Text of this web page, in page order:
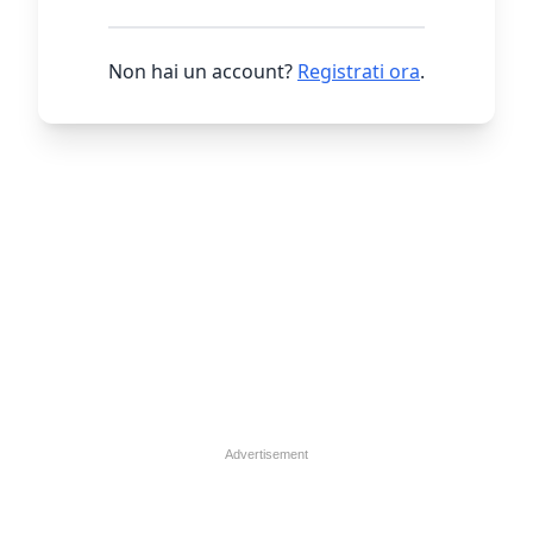
Non hai un account? Registrati ora.